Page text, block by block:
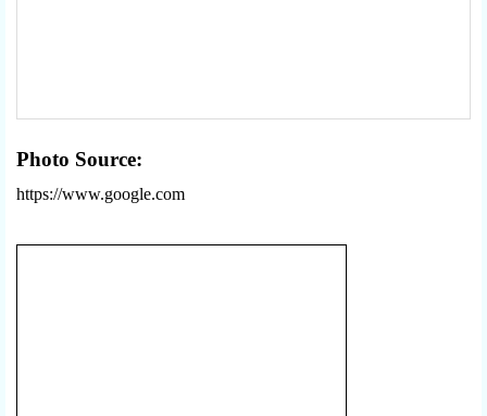
Photo Source:
https://www.google.com